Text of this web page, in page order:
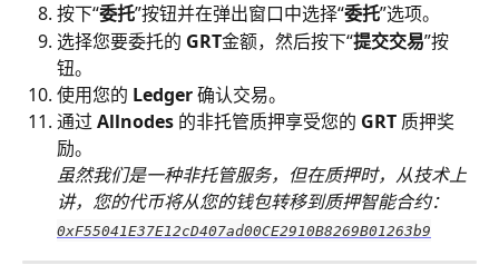
按下“委托”按钮并在弹出窗口中选择“委托”选项。
选择您要委托的 GRT金额，然后按下“提交交易”按
钮。
使用您的 Ledger 确认交易。
通过 Allnodes 的非托管质押享受您的 GRT 质押奖
励。
虽然我们是一种非托管服务，但在质押时，从技术上
讲，您的代币将从您的钱包转移到质押智能合约：
0xF55041E37E12cD407ad00CE2910B8269B01263b9